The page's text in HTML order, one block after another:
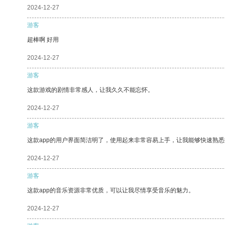
2024-12-27
游客
超棒啊 好用
2024-12-27
游客
这款游戏的剧情非常感人，让我久久不能忘怀。
2024-12-27
游客
这款app的用户界面简洁明了，使用起来非常容易上手，让我能够快速熟
2024-12-27
游客
这款app的音乐资源非常优质，可以让我尽情享受音乐的魅力。
2024-12-27